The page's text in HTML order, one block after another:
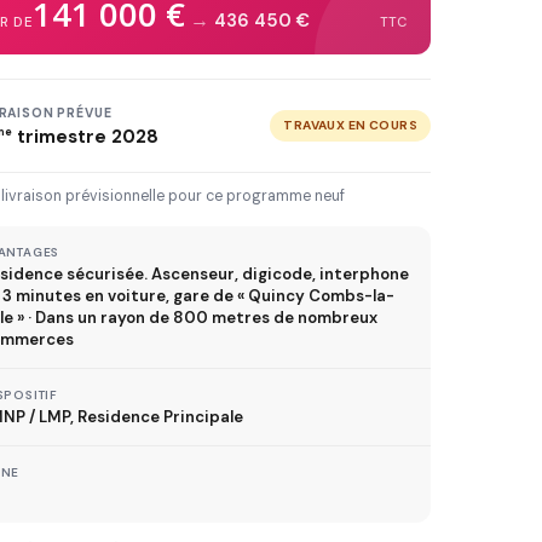
3 km 5 km 10 km 20 km
30 km+
JUSQU'À
Immédiate 2027 2029
réduite
TVA à 5,5%
MÉTRO
DE141 000 € → 436 450 € TTC
PRÉVUE
trimestre 2028 TRAVAUX EN COURS
prévisionnelle pour ce programme neuf
sécurisée. Ascenseur, digicode, interphone
3 minutes en voiture, gare de « Quincy Combs-la-
» · Dans un rayon de 800 metres de nombreux
/ LMP, Residence Principale